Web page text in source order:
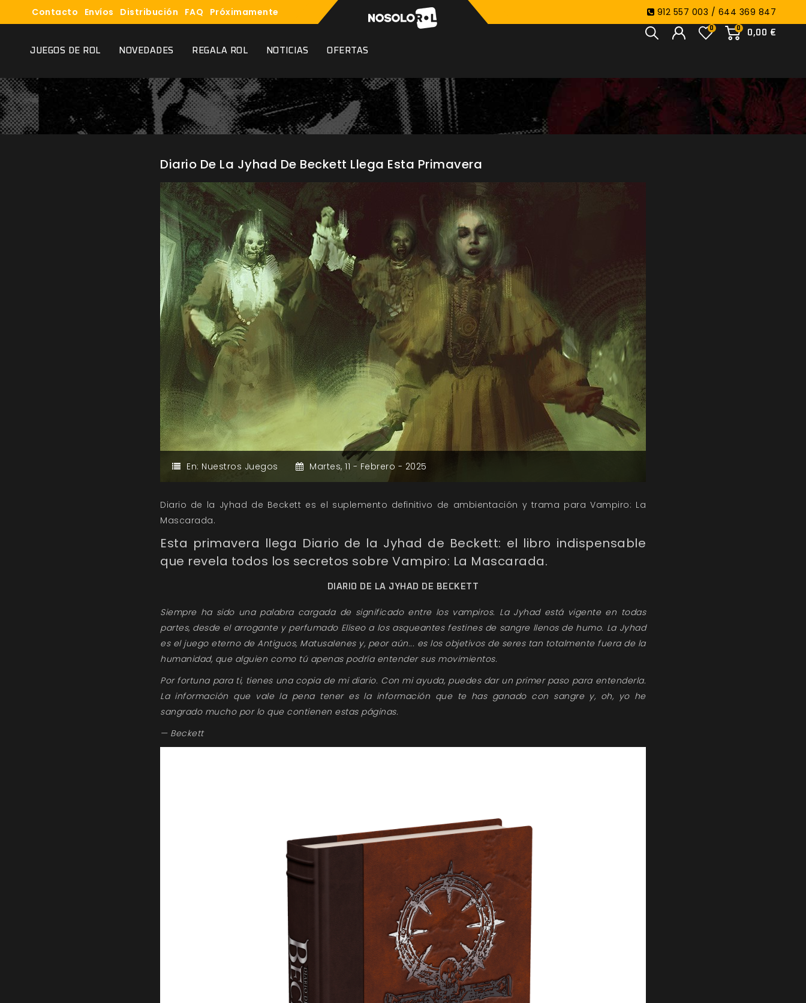
Contacto Envíos Distribución FAQ Próximamente 912 557 003 / 644 369 847
0
0,00 €
0
JUEGOS DE ROL NOVEDADES REGALA ROL NOTICIAS OFERTAS
Diario De La Jyhad De Beckett Llega Esta Primavera
En: Nuestros Juegos Martes, 11 - Febrero - 2025
Diario de la Jyhad de Beckett es el suplemento definitivo de ambientación y trama para Vampiro: La
Mascarada.
Esta primavera llega Diario de la Jyhad de Beckett: el libro indispensable
que revela todos los secretos sobre Vampiro: La Mascarada.
DIARIO DE LA JYHAD DE BECKETT
Siempre ha sido una palabra cargada de significado entre los vampiros. La Jyhad está vigente en todas
partes, desde el arrogante y perfumado Elíseo a los asqueantes festines de sangre llenos de humo. La Jyhad
es el juego eterno de Antiguos, Matusalenes y, peor aún... es los objetivos de seres tan totalmente fuera de la
humanidad, que alguien como tú apenas podría entender sus movimientos.
Por fortuna para ti, tienes una copia de mi diario. Con mi ayuda, puedes dar un primer paso para entenderla.
La información que vale la pena tener es la información que te has ganado con sangre y, oh, yo he
sangrado mucho por lo que contienen estas páginas.
— Beckett